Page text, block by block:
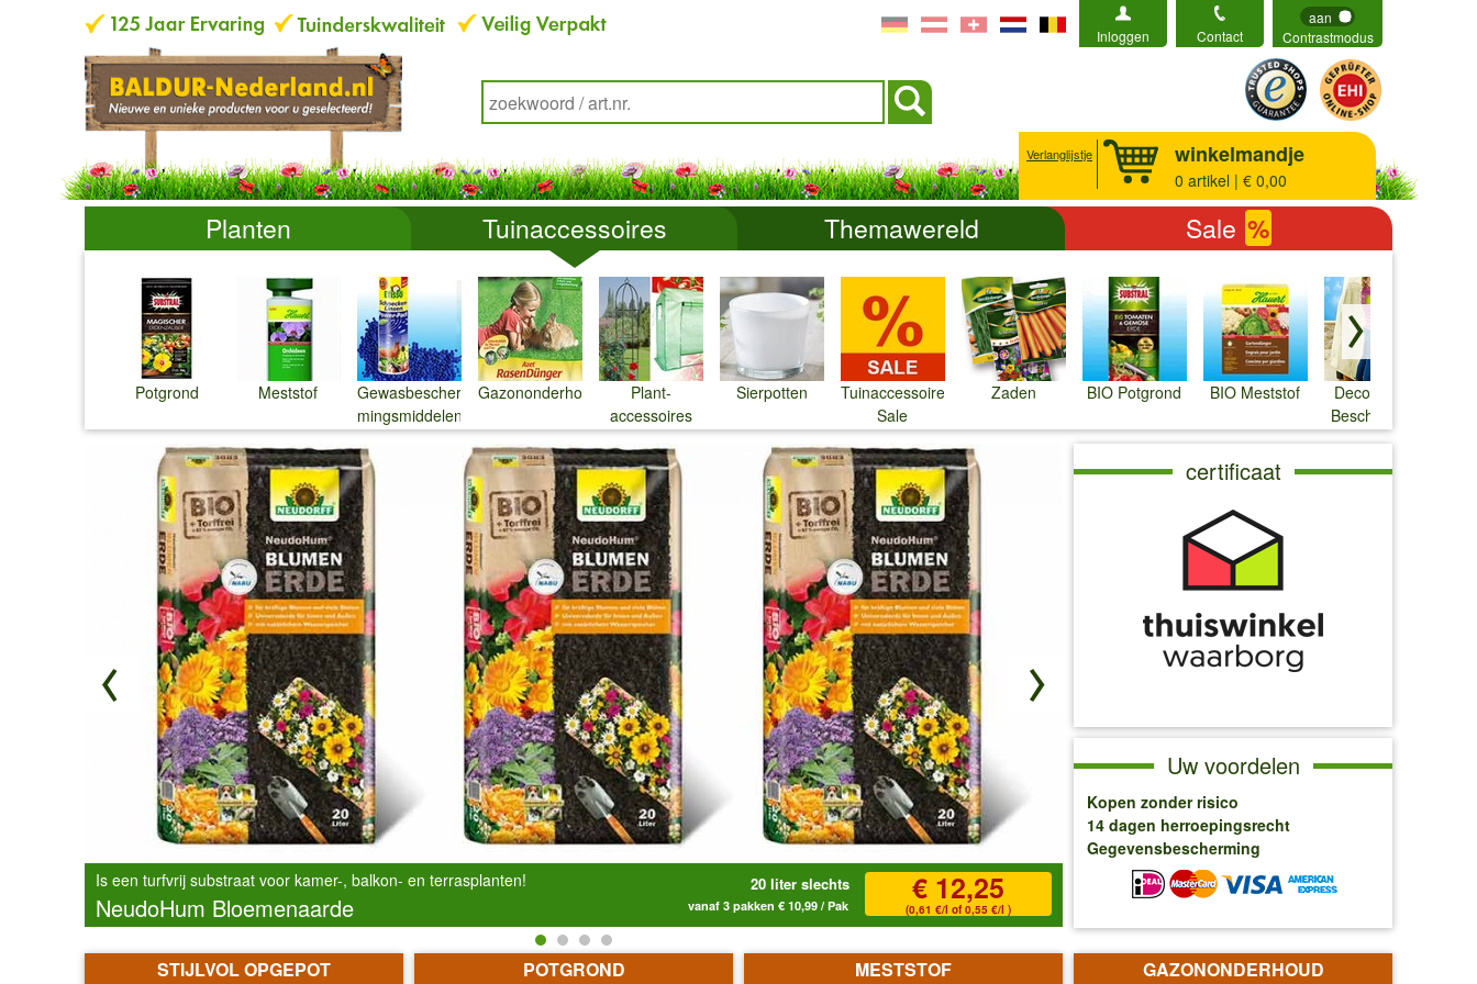
Inloggen Contact
aan
Contrastmodus
Verlanglijstje winkelmandje
0 artikel | € 0,00
Planten Tuinaccessoires Themawereld Sale %
Potgrond
↓
Meststof
↓
Gewasbescher-
mingsmiddelen
↓
Gazononderhoud
↓
Plant-
accessoires
↓
Sierpotten
↓
Tuinaccessoires
Sale
↓
Zaden
↓
BIO Potgrond
↓
BIO Meststof
↓
Decoratieve
Bescherming
↓
Is een turfvrij substraat voor kamer-, balkon- en terrasplanten!
NeudoHum Bloemenaarde
20 liter slechts € 12,25
(0,61 €/l of 0,55 €/l )
vanaf 3 pakken € 10,99 / Pak
Voor uw kamerplanten:
Pot van glas ø 14 cm 'wit'
certificaat
Uw voordelen
Kopen zonder risico
14 dagen herroepingsrecht
Gegevensbescherming
STIJLVOL OPGEPOT POTGROND MESTSTOF GAZONONDERHOUD